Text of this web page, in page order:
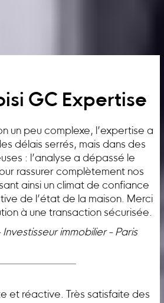
GC Expertise
un peu complexe, l’expertise a
délais serrés, mais dans des
: l’analyse a dépassé le
rassurer complètement nos
ainsi un climat de confiance
de l’état de la maison. Merci
à une transaction sécurisée.
immobilier - Paris
et réactive. Très satisfaite des